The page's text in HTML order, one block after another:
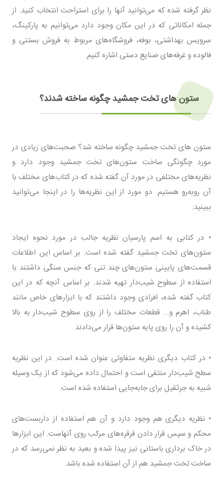
نظر گرفته شده که می‌توانید آنها را برای استراحت انتخاب کنید. از
جمله امکاناتی که در این مکان وجود دارد می‌توانیم به پارکینگ،
سرویس بهداشتی، بوفه، فروشگاه‌های مربوط به فروش بستنی و
فالوده و غرفه‌های صنایع دستی اشاره کنیم.
ستون های تخت جمشید چگونه ساخته شدند؟
ستون های تخت جمشید چگونه ساخته شد؟ صحبت‌های زیادی در
مورد چگونگی ساخت ستون‌های تخت جمشید وجود دارد و
نظریه‌های مختلفی در مورد آن گفته شده که در کتاب‌های مختلف با
آن روبه‌رو هستیم. دو مورد از این نظریه‌ها را در اینجا می‌توانید
ببینید:
• در کتابی به اسم پارسیان نظریه جالب در مورد نحوه ایجاد
ستون‌های تخت جمشید گفته شده است. بر اساس این اطلاعات
قسمت‌های پایینی ستون‌های چند تنی که جنس سنگی داشتند با
استفاده از سطوح شیب‌دار تهیه شدند. بر اساس آنچه که در این
کتاب گفته شده، افرادی وجود داشتند که با ابزارهای خاص مانند
طناب، اهرم و... قطعات مختلف را از روی سطوح شیب‌دار به بالا
کشیده و آن را روی پایه ستون‌ها قرار می‌دادند.
• در کتاب دیگری نظریه متفاوتی عنوان شده است. در این نظریه
سطح شیب‌دار منتفی است و احتمال داده می‌شود که از یک وسیله
شبیه به جرثقیل برای جابه‌جایی استفاده شده است.
• نظریه دیگری هم وجود دارد و آن هم استفاده از داربست‌های
محکم و سپس قرار دادن قرقره‌های مرکب روی آنهاست. این ابزارها
در خاک بر‌داری باستانی نیز پیدا شده و بعید به نظر نمی‌رسد که در
ساخت تخت جمشید هم از آن استفاده شده باشد.